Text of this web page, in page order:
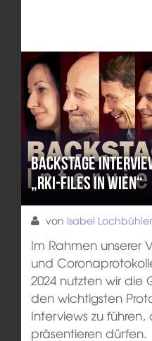
Backstage
„RKI-Files in Wien“
von Isabel Lochbühler
Im Rahmen unserer
und
2024 nutzten wir die
den wichtigsten
Interviews zu
präsentieren dürfen.